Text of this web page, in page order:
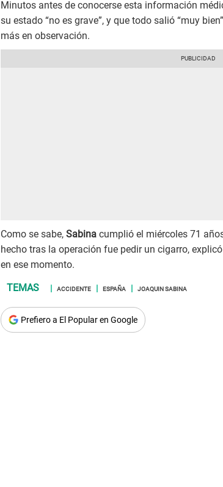
Minutos antes de conocerse esta información
su estado “no es grave”, y que todo salió “muy
más en observación.
Como se sabe, Sabina cumplió el miércoles 71
hecho tras la operación fue pedir un cigarro,
en ese momento.
ACCIDENTE ESPAÑA JOAQUIN SABINA
Prefiero a El Popular en Google